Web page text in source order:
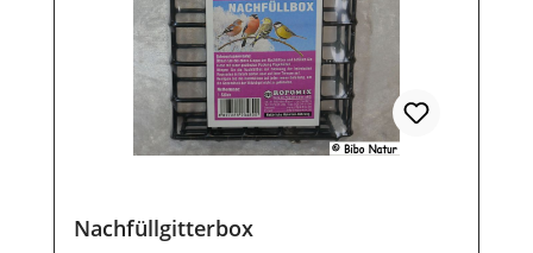
Nachfüllgitterbox